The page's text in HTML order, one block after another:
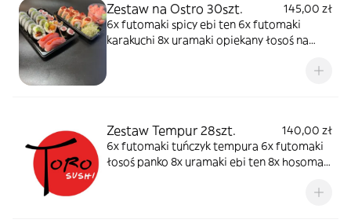
Zestaw na Ostro 30szt.
145,00 zł
6x futomaki spicy ebi ten 6x futomaki
karakuchi 8x uramaki opiekany łosoś na
Zestaw Tempur 28szt.
140,00 zł
6x futomaki tuńczyk tempura 6x futomaki
łosoś panko 8x uramaki ebi ten 8x hosomaki